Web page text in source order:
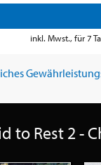
inkl. Mwst., für 7
to Rest 2 -